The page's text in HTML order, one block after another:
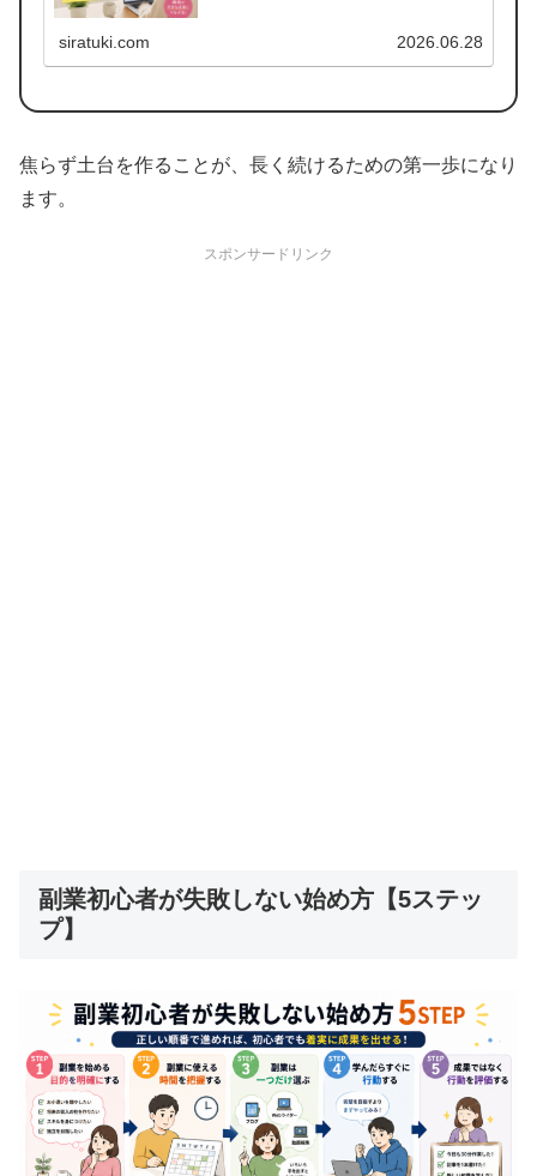
siratuki.com 2026.06.28
焦らず土台を作ることが、長く続けるための第一歩になり
ます。
スポンサードリンク
副業初心者が失敗しない始め方【5ステッ
プ】